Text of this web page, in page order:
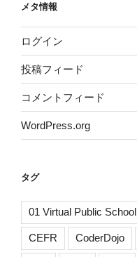
メタ情報
ログイン
投稿フィード
コメントフィード
WordPress.org
タグ
01 Virtual Public School
CEFR CoderDojo